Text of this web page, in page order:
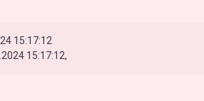
15:17:12
15:17:12,